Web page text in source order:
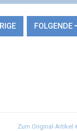
FOLGENDE
Zum Original-Artikel